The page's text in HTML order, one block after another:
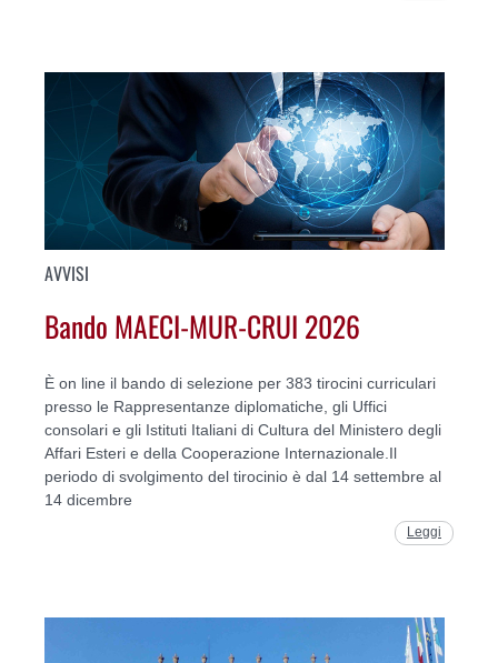
AVVISI
Bando MAECI-MUR-CRUI 2026
È on line il bando di selezione per 383 tirocini curriculari
presso le Rappresentanze diplomatiche, gli Uffici
consolari e gli Istituti Italiani di Cultura del Ministero degli
Affari Esteri e della Cooperazione Internazionale.Il
periodo di svolgimento del tirocinio è dal 14 settembre al
14 dicembre
Leggi